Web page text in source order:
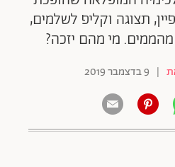
תצוגה וקליפ לשלמים,
מי מהם יזכה?
| 9 בדצמבר 2019